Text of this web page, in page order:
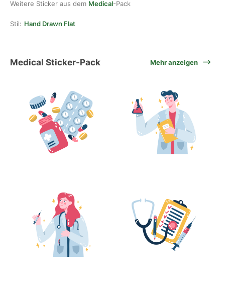
Weitere Sticker aus dem Medical-Pack
Stil: Hand Drawn Flat
Medical Sticker-Pack Mehr anzeigen